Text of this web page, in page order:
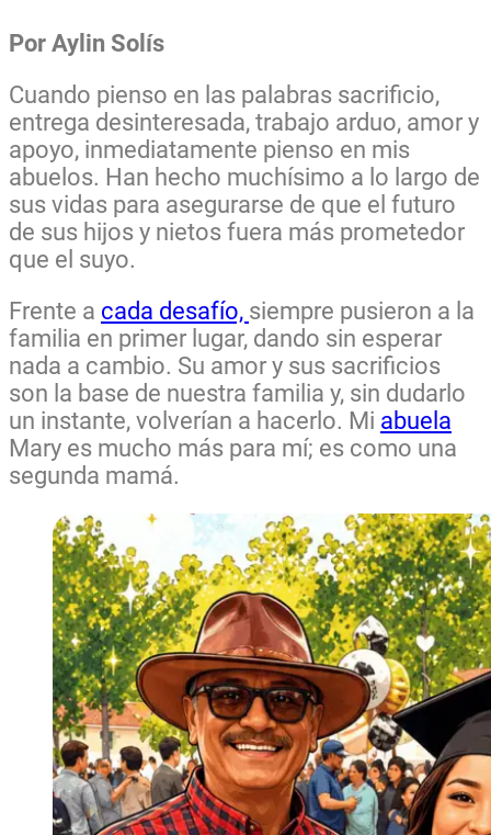
Por Aylin Solís
Cuando pienso en las palabras sacrificio,
entrega desinteresada, trabajo arduo, amor y
apoyo, inmediatamente pienso en mis
abuelos. Han hecho muchísimo a lo largo de
sus vidas para asegurarse de que el futuro
de sus hijos y nietos fuera más prometedor
que el suyo.
Frente a cada desafío, siempre pusieron a la
familia en primer lugar, dando sin esperar
nada a cambio. Su amor y sus sacrificios
son la base de nuestra familia y, sin dudarlo
un instante, volverían a hacerlo. Mi abuela
Mary es mucho más para mí; es como una
segunda mamá.